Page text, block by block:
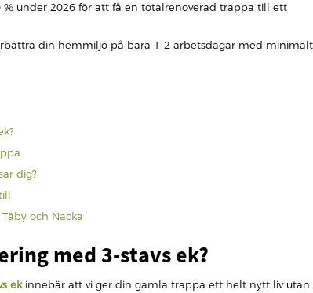
% under 2026 för att få en totalrenoverad trappa till ett
din hemmiljö på bara 1–2 arbetsdagar med minimalt
dig?
och Nacka
med 3-stavs ek?
ekinnebär att vi ger din gamla trappa ett helt nytt liv utan